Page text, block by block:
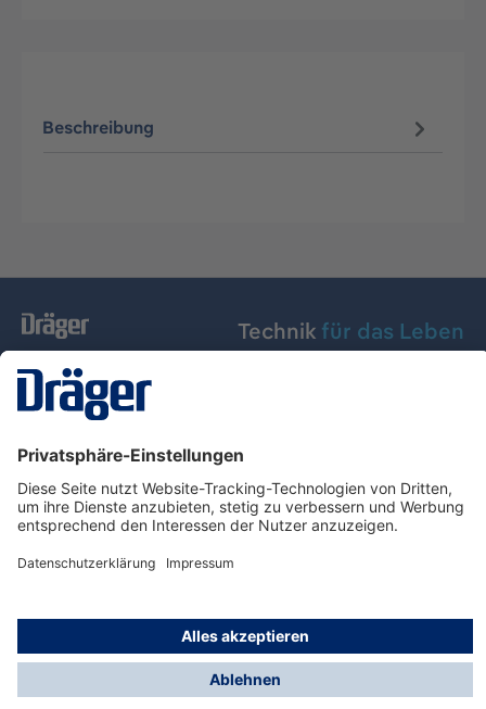
Beschreibung
Technik für das Leben
Dräger Austria GmbH
Über Dräger
Informationen
© Dräger Austria GmbH, 2024
* Alle Preise exkl. gesetzl. Mehrwertsteuer zzgl.
Versandkosten und ggf. Nachnahmegebühren, wenn